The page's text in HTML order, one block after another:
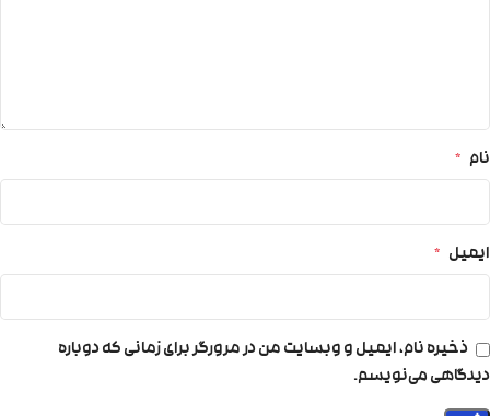
نام *
ایمیل *
ذخیره نام، ایمیل و وبسایت من در مرورگر برای زمانی که دوباره
دیدگاهی می‌نویسم.